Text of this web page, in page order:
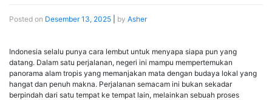
Posted on Desember 13, 2025 by Asher
Indonesia selalu punya cara lembut untuk menyapa siapa pun yang
datang. Dalam satu perjalanan, negeri ini mampu mempertemukan
panorama alam tropis yang memanjakan mata dengan budaya lokal yang
hangat dan penuh makna. Perjalanan semacam ini bukan sekadar
berpindah dari satu tempat ke tempat lain, melainkan sebuah proses